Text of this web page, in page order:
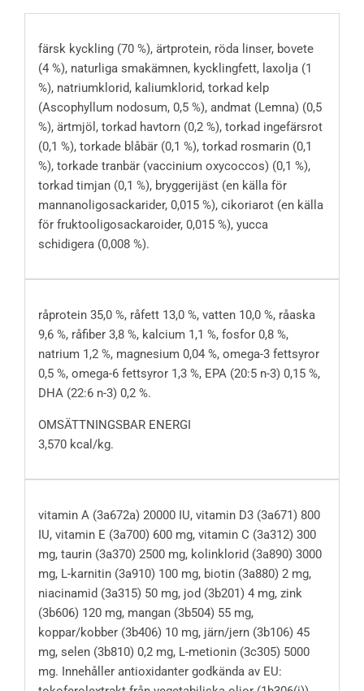
färsk kyckling (70 %), ärtprotein, röda linser, bovete
(4 %), naturliga smakämnen, kycklingfett, laxolja (1
%), natriumklorid, kaliumklorid, torkad kelp
(Ascophyllum nodosum, 0,5 %), andmat (Lemna) (0,5
%), ärtmjöl, torkad havtorn (0,2 %), torkad ingefärsrot
(0,1 %), torkade blåbär (0,1 %), torkad rosmarin (0,1
%), torkade tranbär (vaccinium oxycoccos) (0,1 %),
torkad timjan (0,1 %), bryggerijäst (en källa för
mannanoligosackarider, 0,015 %), cikoriarot (en källa
för fruktooligosackaroider, 0,015 %), yucca
schidigera (0,008 %).
råprotein 35,0 %, råfett 13,0 %, vatten 10,0 %, råaska
9,6 %, råfiber 3,8 %, kalcium 1,1 %, fosfor 0,8 %,
natrium 1,2 %, magnesium 0,04 %, omega-3 fettsyror
0,5 %, omega-6 fettsyror 1,3 %, EPA (20:5 n-3) 0,15 %,
DHA (22:6 n-3) 0,2 %.
OMSÄTTNINGSBAR ENERGI
3,570 kcal/kg.
vitamin A (3a672a) 20000 IU, vitamin D3 (3a671) 800
IU, vitamin E (3a700) 600 mg, vitamin C (3a312) 300
mg, taurin (3a370) 2500 mg, kolinklorid (3a890) 3000
mg, L-karnitin (3a910) 100 mg, biotin (3a880) 2 mg,
niacinamid (3a315) 50 mg, jod (3b201) 4 mg, zink
(3b606) 120 mg, mangan (3b504) 55 mg,
koppar/kobber (3b406) 10 mg, järn/jern (3b106) 45
mg, selen (3b810) 0,2 mg, L-metionin (3c305) 5000
mg. Innehåller antioxidanter godkända av EU: